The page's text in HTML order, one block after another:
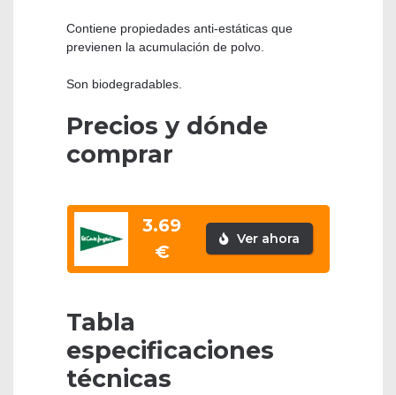
Contiene propiedades anti-estáticas que
previenen la acumulación de polvo.
Son biodegradables.
Precios y dónde
comprar
3.69
€
Ver ahora
Tabla
especificaciones
técnicas